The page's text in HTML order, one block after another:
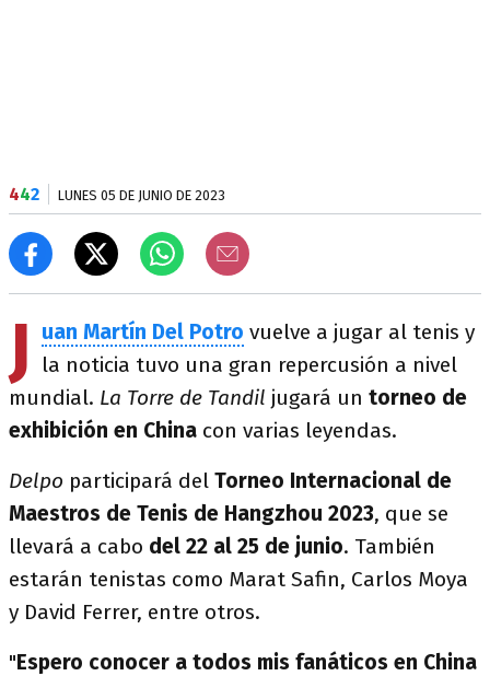
442 LUNES 05 DE JUNIO DE 2023
J uan Martín Del Potro vuelve a jugar al tenis y
la noticia tuvo una gran repercusión a nivel
mundial. La Torre de Tandil jugará un torneo de
exhibición en China con varias leyendas.
Delpo participará del Torneo Internacional de
Maestros de Tenis de Hangzhou 2023, que se
llevará a cabo del 22 al 25 de junio. También
estarán tenistas como Marat Safin, Carlos Moya
y David Ferrer, entre otros.
"Espero conocer a todos mis fanáticos en China